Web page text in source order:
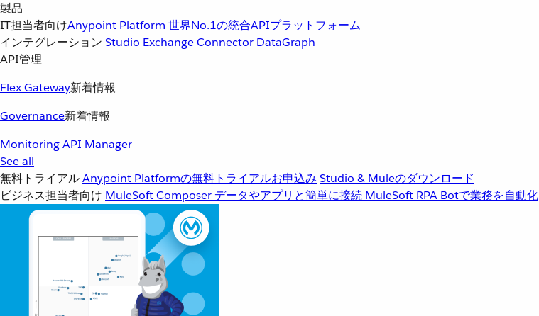
製品
IT担当者向けAnypoint Platform 世界No.1の統合APIプラットフォーム
インテグレーション Studio ExchangeConnector DataGraph
API管理
Flex Gateway新着情報
Governance新着情報
MonitoringAPI Manager
See all
無料トライアルAnypoint Platformの無料トライアルお申込み Studio & Muleのダウンロード
ビジネス担当者向け MuleSoft Composer データやアプリと簡単に接続 MuleSoft RPA Botで業務を自動化